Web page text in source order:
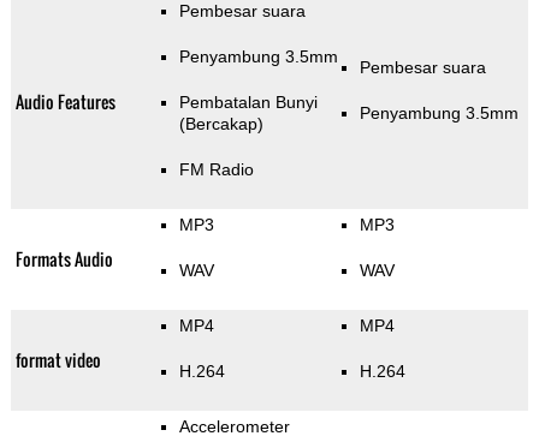
Audio Features
Pembesar suara
Penyambung 3.5mm
Pembatalan Bunyi
(Bercakap)
FM Radio
Pembesar suara
Penyambung 3.5mm
Formats Audio
MP3
WAV
MP3
WAV
format video
MP4
H.264
MP4
H.264
Accelerometer